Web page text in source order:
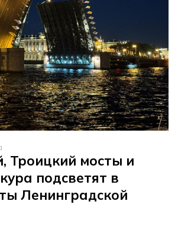
Троицкий мосты и
подсветят в
Ленинградской